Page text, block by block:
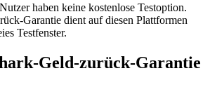
haben keine kostenlose Testoption.
Garantie dient auf diesen Plattformen
Testfenster.
Geld-zurück-Garantie